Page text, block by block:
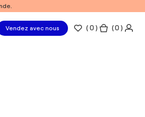
Vendez avec nous (0 ) ( 0 )